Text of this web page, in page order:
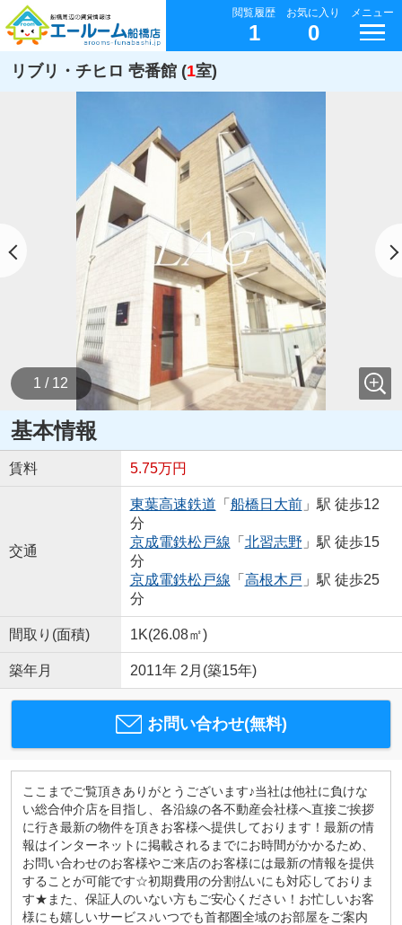
閲覧履歴
1
お気に入り
0
メニュー
リブリ・チヒロ 壱番館 (1室)
1 / 12
基本情報
賃料 5.75万円
交通
東葉高速鉄道 「 船橋日大前」駅 徒歩12
分
京成電鉄松戸線 「 北習志野 」駅 徒歩15
分
京成電鉄松戸線 「 高根木戸 」駅 徒歩25
分
間取り(面積) 1K(26.08㎡)
築年月 2011年 2月(築15年)
お問い合わせ(無料)
ここまでご覧頂きありがとうございます♪当社は他社に負けな
い総合仲介店を目指し、各沿線の各不動産会社様へ直接ご挨拶
に行き最新の物件を頂きお客様へ提供しております！最新の情
報はインターネットに掲載されるまでにお時間がかかるため、
お問い合わせのお客様やご来店のお客様には最新の情報を提供
することが可能です☆初期費用の分割払いにも対応しておりま
す★また、保証人のいない方もご安心ください！お忙しいお客
様にも嬉しいサービス♪いつでも首都圏全域のお部屋をご案内